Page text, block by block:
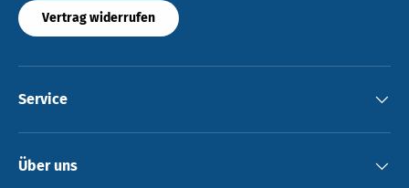
Vertrag widerrufen
Service
Über uns